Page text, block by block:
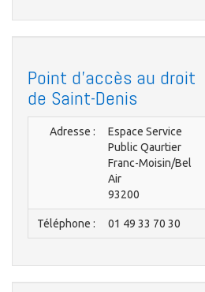
Point d'accès au droit
de Saint-Denis
Adresse :
Espace Service
Public Qaurtier
Franc-Moisin/Bel
Air
93200
Téléphone : 01 49 33 70 30